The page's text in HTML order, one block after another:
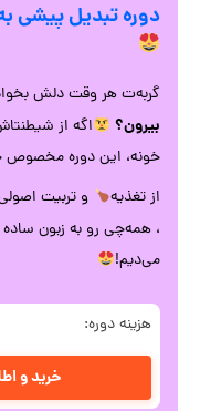
دوره تبدیل پیشی
گربه‌ت هر وقت دلش
بیرون؟
اگه از
خونه، این دوره مخصوص
از تغذیه
و تربیت
، همه‌چی رو به زبون
می‌دیم!
هزینه دوره:
خرید و